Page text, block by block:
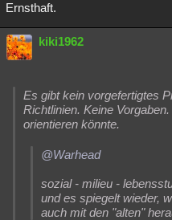
Ernsthaft.
kiki1962
Es gibt kein vorgefertigtes
Richtlinien. Keine
orientieren könnte.
@Warhead
sozial - milieu -
und es spiegelt wieder,
auch mit den "alten"